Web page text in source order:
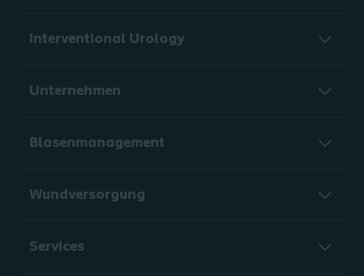
Interventional Urology
Unternehmen
Blasenmanagement
Wundversorgung
Services